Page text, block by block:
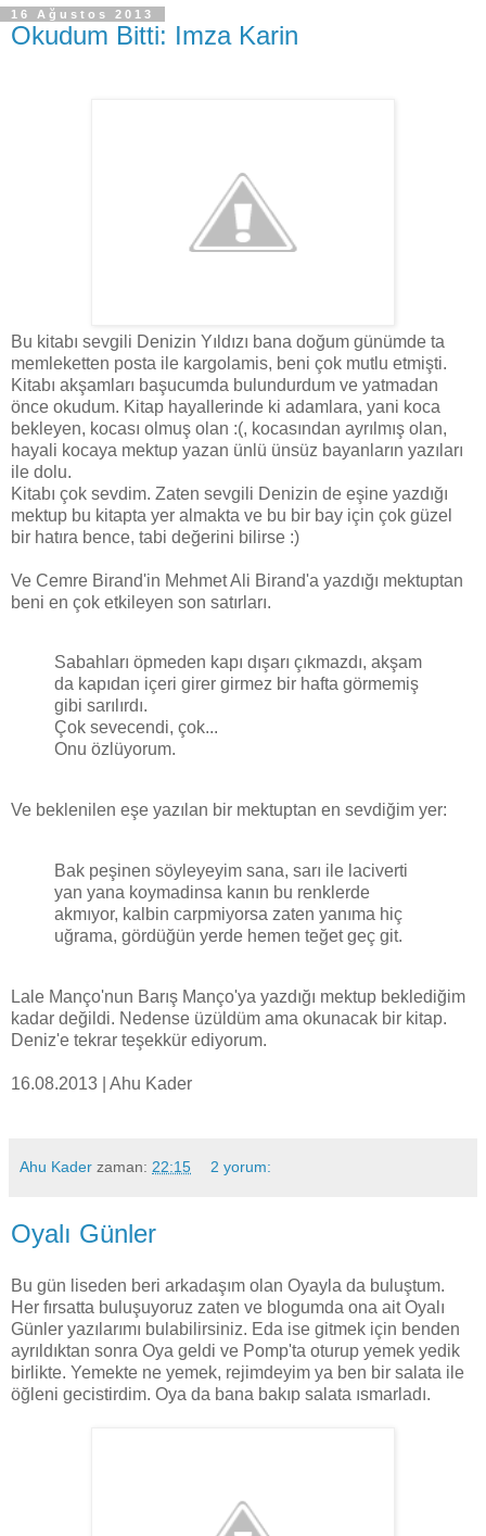
16 Ağustos 2013
Okudum Bitti: Imza Karin
Bu kitabı sevgili Denizin Yıldızı bana doğum günümde ta
memleketten posta ile kargolamis, beni çok mutlu etmişti.
Kitabı akşamları başucumda bulundurdum ve yatmadan
önce okudum. Kitap hayallerinde ki adamlara, yani koca
bekleyen, kocası olmuş olan :(, kocasından ayrılmış olan,
hayali kocaya mektup yazan ünlü ünsüz bayanların yazıları
ile dolu.
Kitabı çok sevdim. Zaten sevgili Denizin de eşine yazdığı
mektup bu kitapta yer almakta ve bu bir bay için çok güzel
bir hatıra bence, tabi değerini bilirse :)
Ve Cemre Birand'in Mehmet Ali Birand'a yazdığı mektuptan
beni en çok etkileyen son satırları.
Sabahları öpmeden kapı dışarı çıkmazdı, akşam
da kapıdan içeri girer girmez bir hafta görmemiş
gibi sarılırdı.
Çok sevecendi, çok...
Onu özlüyorum.
Ve beklenilen eşe yazılan bir mektuptan en sevdiğim yer:
Bak peşinen söyleyeyim sana, sarı ile laciverti
yan yana koymadinsa kanın bu renklerde
akmıyor, kalbin carpmiyorsa zaten yanıma hiç
uğrama, gördüğün yerde hemen teğet geç git.
Lale Manço'nun Barış Manço'ya yazdığı mektup beklediğim
kadar değildi. Nedense üzüldüm ama okunacak bir kitap.
Deniz'e tekrar teşekkür ediyorum.
16.08.2013 | Ahu Kader
Ahu Kader zaman: 22:15 2 yorum:
Oyalı Günler
Bu gün liseden beri arkadaşım olan Oyayla da buluştum.
Her fırsatta buluşuyoruz zaten ve blogumda ona ait Oyalı
Günler yazılarımı bulabilirsiniz. Eda ise gitmek için benden
ayrıldıktan sonra Oya geldi ve Pomp'ta oturup yemek yedik
birlikte. Yemekte ne yemek, rejimdeyim ya ben bir salata ile
öğleni gecistirdim. Oya da bana bakıp salata ısmarladı.